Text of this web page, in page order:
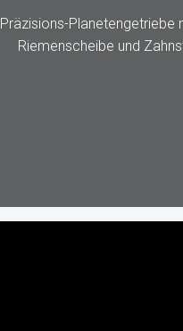
Präzisions-Planetengetriebe
Riemenscheibe und